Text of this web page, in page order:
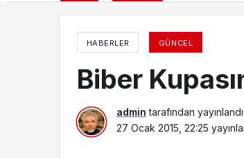
HABERLER GÜNCEL
Biber
admin tarafından yayınlandı
27 Ocak 2015, 22:25